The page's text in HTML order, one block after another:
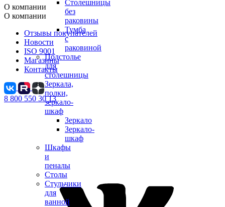
Столешницы
без
раковины
Тумба
с
раковиной
Подстолье
для
столешницы
Зеркала,
полки,
зеркало-
шкаф
Зеркало
Зеркало-
шкаф
Шкафы
и
пеналы
Столы
Стульчики
для
ванной
О компании
О компании
Отзывы покупателей
Новости
ISO 9001
Магазины
Контакты
8 800 550 30 13